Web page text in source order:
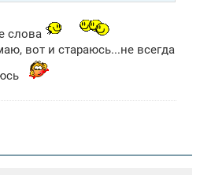
слова
вот и стараюсь...не всегда